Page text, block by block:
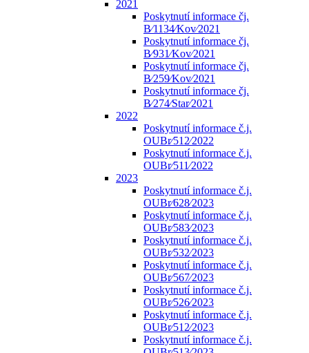
2021
Poskytnutí informace čj.
B⁄1134⁄Kov⁄2021
Poskytnutí informace čj.
B⁄931⁄Kov⁄2021
Poskytnutí informace čj.
B⁄259⁄Kov⁄2021
Poskytnutí informace čj.
B⁄274⁄Star⁄2021
2022
Poskytnutí informace č.j.
OUBr⁄512⁄2022
Poskytnutí informace č.j.
OUBr⁄511⁄2022
2023
Poskytnutí informace č.j.
OUBr⁄628⁄2023
Poskytnutí informace č.j.
OUBr⁄583⁄2023
Poskytnutí informace č.j.
OUBr⁄532⁄2023
Poskytnutí informace č.j.
OUBr⁄567⁄2023
Poskytnutí informace č.j.
OUBr⁄526⁄2023
Poskytnutí informace č.j.
OUBr⁄512⁄2023
Poskytnutí informace č.j.